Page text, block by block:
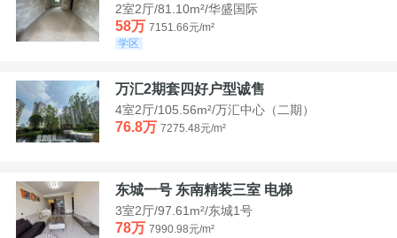
2室2厅/81.10m²/华盛国际
58万 7151.66元/m²
学区
万汇2期套四好户型诚售
4室2厅/105.56m²/万汇中心（二期）
76.8万 7275.48元/m²
东城一号 东南精装三室 电梯
3室2厅/97.61m²/东城1号
78万 7990.98元/m²